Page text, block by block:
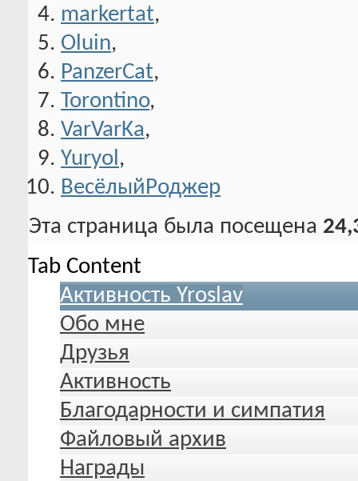
markertat,
Oluin,
PanzerCat,
Torontino,
VarVarKa,
Yuryol ,
ВесёлыйРоджер
Эта страница была посещена
Tab Content
Активность Yroslav
Обо мне
Друзья
Активность
Благодарности и симпатия
Файловый архив
Награды